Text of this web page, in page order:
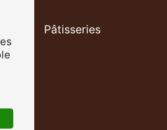
Pâtisseries